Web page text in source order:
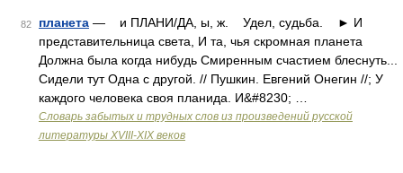
82 планета — и ПЛАНИ/ДА, ы, ж. Удел, судьба. ► И
представительница света, И та, чья скромная планета
Должна была когда нибудь Смиренным счастием блеснуть...
Сидели тут Одна с другой. // Пушкин. Евгений Онегин //; У
каждого человека своя планида. И&#8230; …
Словарь забытых и трудных слов из произведений русской
литературы ХVIII-ХIХ веков